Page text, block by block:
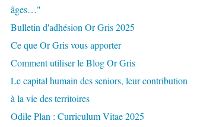
âges…"
Bulletin d'adhésion Or Gris 2025
Ce que Or Gris vous apporter
Comment utiliser le Blog Or Gris
Le capital humain des seniors, leur contribution
à la vie des territoires
Odile Plan : Curriculum Vitae 2025